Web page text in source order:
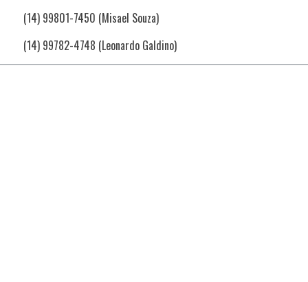
(14) 99801-7450 (Misael Souza)
(14) 99782-4748 (Leonardo Galdino)